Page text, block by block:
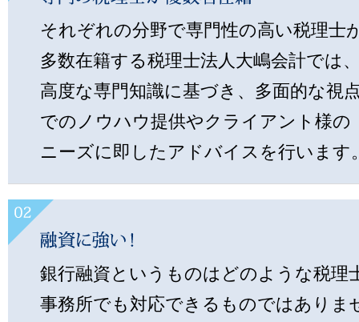
それぞれの分野で専門性の高い税理士
多数在籍する税理士法人大嶋会計では
高度な専門知識に基づき、多面的な視
でのノウハウ提供やクライアント様の
ニーズに即したアドバイスを行います
銀行融資というものはどのような税理
事務所でも対応できるものではありま